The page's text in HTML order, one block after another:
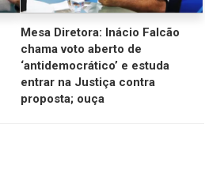
Mesa Diretora: Inácio Falcão
chama voto aberto de
‘antidemocrático’ e estuda
entrar na Justiça contra
proposta; ouça